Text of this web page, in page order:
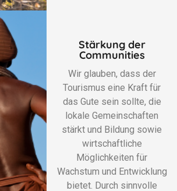
Stärkung der
Communities
Wir glauben, dass der
Tourismus eine Kraft für
das Gute sein sollte, die
lokale Gemeinschaften
stärkt und Bildung sowie
wirtschaftliche
Möglichkeiten für
Wachstum und Entwicklung
bietet. Durch sinnvolle